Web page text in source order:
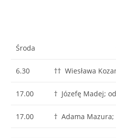
Środa
6.30 †† Wiesława
17.00 † Józefę Madej;
17.00 † Adama